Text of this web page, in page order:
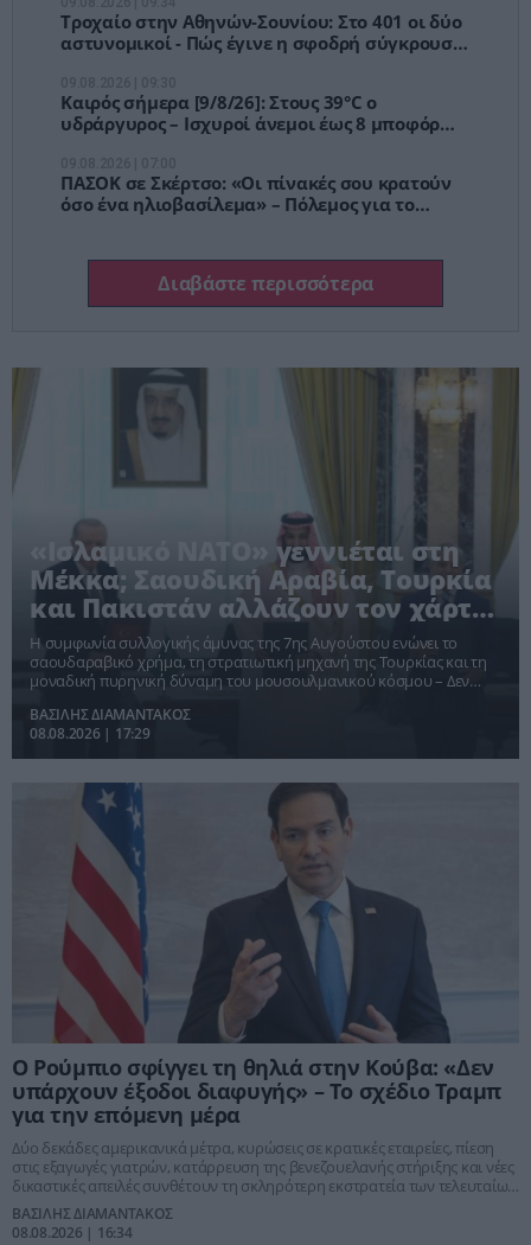
Τροχαίο στην Αθηνών-Σουνίου: Στο 401 οι δύο
αστυνομικοί - Πώς έγινε η σφοδρή σύγκρουση
Καιρός σήμερα [9/8/26]: Στους 39°C ο
υδράργυρος – Ισχυροί άνεμοι έως 8 μποφόρ
ΠΑΣΟΚ σε Σκέρτσο: «Οι πίνακές σου κρατούν
όσο ένα ηλιοβασίλεμα» – Πόλεμος για το
Διαβάστε περισσότερα
«Ισλαμικό ΝΑΤΟ» γεννιέται στη
Μέκκα; Σαουδική Αραβία, Τουρκία
και Πακιστάν αλλάζουν τον χάρτη
ισχύος
Η συμφωνία συλλογικής άμυνας της 7ης Αυγούστου ενώνει το
σαουδαραβικό χρήμα, τη στρατιωτική μηχανή της Τουρκίας και τη
μοναδική πυρηνική δύναμη του μουσουλμανικού κόσμου – Δεν
περιφερειακής αυτονόμησης από την αμερικανική ομπρέλα
ασφαλείας
ΒΑΣΙΛΗΣ ΔΙΑΜΑΝΤΑΚΟΣ
08.08.2026 | 17:29
Ο Ρούμπιο σφίγγει τη θηλιά στην Κούβα: «Δεν
υπάρχουν έξοδοι διαφυγής» – Το σχέδιο Τραμπ
για την επόμενη μέρα
Δύο δεκάδες αμερικανικά μέτρα, κυρώσεις σε κρατικές εταιρείες, πίεση
στις εξαγωγές γιατρών, κατάρρευση της βενεζουελανής στήριξης και νέες
δικαστικές απειλές συνθέτουν τη σκληρότερη εκστρατεία των τελευταίων
δεκαετιών – Η Ουάσιγκτον πλέον δεν κρύβει ότι θέλει να αλλάξει την ίδια
την πολιτική τροχιά της Αβάνας
ΒΑΣΙΛΗΣ ΔΙΑΜΑΝΤΑΚΟΣ
08.08.2026 | 16:34